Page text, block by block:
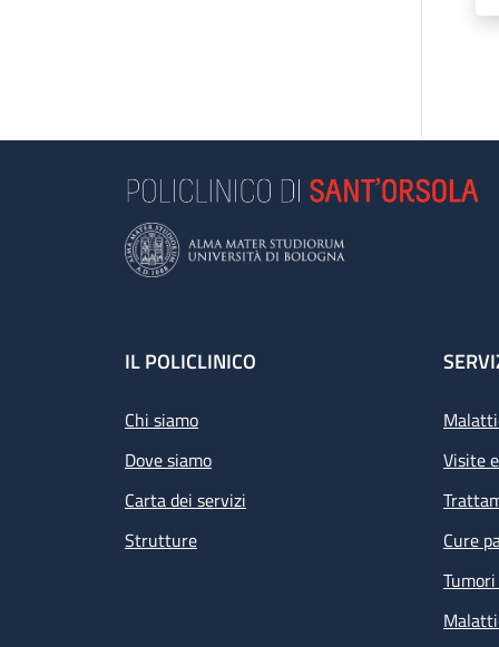
Footer
IL POLICLINICO
Chi siamo
Dove siamo
Carta dei servizi
Strutture
Visite
Cure